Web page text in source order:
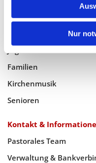
Nur
Taufe, Kommunion &
Familien
Kirchenmusik
Senioren
Kontakt &
Pastorales Team
Verwaltung &